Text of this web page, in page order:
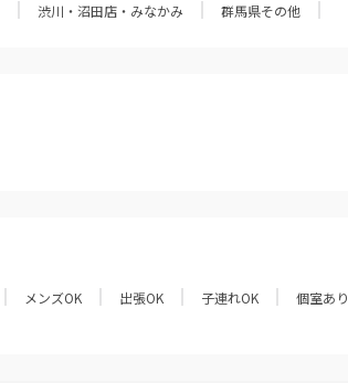
渋川・沼田店・みなかみ 群馬県その他
メンズOK 出張OK 子連れOK 個室あり